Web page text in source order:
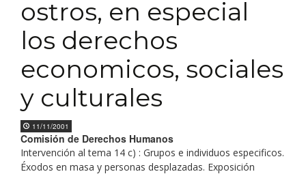
ostros, en especial
los derechos
economicos, sociales
y culturales
11/11/2001
Comisión de Derechos Humanos
Intervención al tema 14 c) : Grupos e individuos especificos.
Éxodos en masa y personas desplazadas. Exposición